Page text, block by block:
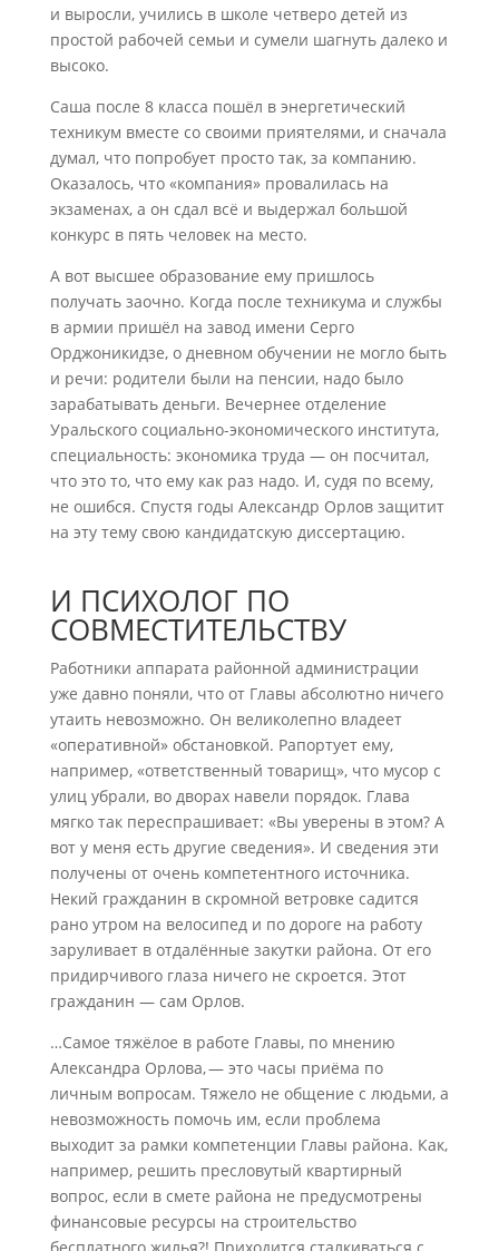
и выросли, учились в школе четверо детей из
простой рабочей семьи и сумели шагнуть далеко и
высоко.
Саша после 8 класса пошёл в энергетический
техникум вместе со своими приятелями, и сначала
думал, что попробует просто так, за компанию.
Оказалось, что «компания» провалилась на
экзаменах, а он сдал всё и выдержал большой
конкурс в пять человек на место.
А вот высшее образование ему пришлось
получать заочно. Когда после техникума и службы
в армии пришёл на завод имени Серго
Орджоникидзе, о дневном обучении не могло быть
и речи: родители были на пенсии, надо было
зарабатывать деньги. Вечернее отделение
Уральского социально-экономического института,
специальность: экономика труда — он посчитал,
что это то, что ему как раз надо. И, судя по всему,
не ошибся. Спустя годы Александр Орлов защитит
на эту тему свою кандидатскую диссертацию.
И ПСИХОЛОГ ПО
СОВМЕСТИТЕЛЬСТВУ
Работники аппарата районной администрации
уже давно поняли, что от Главы абсолютно ничего
утаить невозможно. Он великолепно владеет
«оперативной» обстановкой. Рапортует ему,
например, «ответственный товарищ», что мусор с
улиц убрали, во дворах навели порядок. Глава
мягко так переспрашивает: «Вы уверены в этом? А
вот у меня есть другие сведения». И сведения эти
получены от очень компетентного источника.
Некий гражданин в скромной ветровке садится
рано утром на велосипед и по дороге на работу
заруливает в отдалённые закутки района. От его
придирчивого глаза ничего не скроется. Этот
гражданин — сам Орлов.
…Самое тяжёлое в работе Главы, по мнению
Александра Орлова, — это часы приёма по
личным вопросам. Тяжело не общение с людьми, а
невозможность помочь им, если проблема
выходит за рамки компетенции Главы района. Как,
например, решить пресловутый квартирный
вопрос, если в смете района не предусмотрены
финансовые ресурсы на строительство